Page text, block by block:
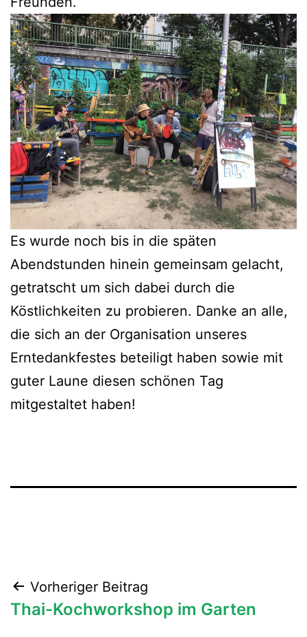
Es wurde noch bis in die späten
Abendstunden hinein gemeinsam gelacht,
getratscht um sich dabei durch die
Köstlichkeiten zu probieren. Danke an alle,
die sich an der Organisation unseres
Erntedankfestes beteiligt haben sowie mit
guter Laune diesen schönen Tag
mitgestaltet haben!
Beitragsnavigation
Vorheriger Beitrag
Thai-Kochworkshop im Garten